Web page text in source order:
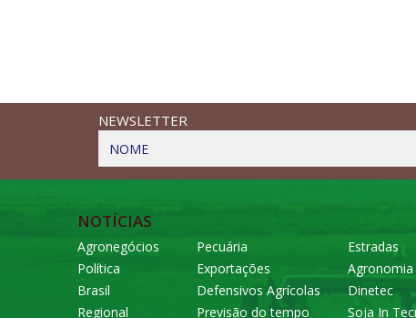
NEWSLETTER
NOME
NOTÍCIAS
Agronegócios
Política
Brasil
Regional
Pecuária
Exportações
Defensivos Agrícolas
Previsão do tempo
Estradas
Agronomia
Dinetec
Soja In